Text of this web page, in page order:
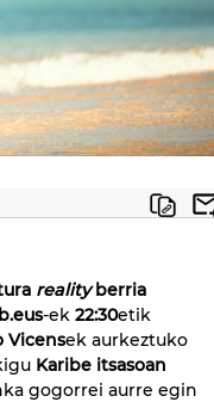
realityberria
-ek 22:30etik
Vicensek aurkeztuko
Karibe itsasoan
gogorrei aurre egin